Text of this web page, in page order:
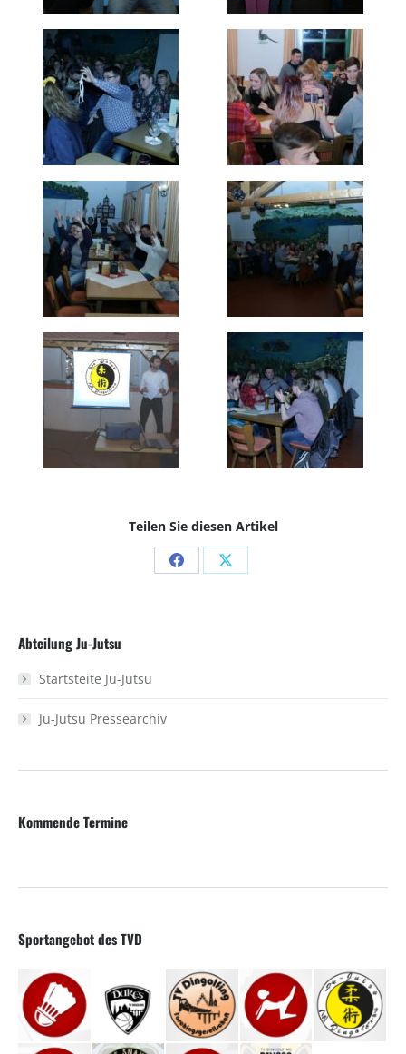
Teilen Sie diesen Artikel
Share Share
Abteilung Ju-Jutsu
Startsteite Ju-Jutsu
Ju-Jutsu Pressearchiv
Kommende Termine
Sportangebot des TVD